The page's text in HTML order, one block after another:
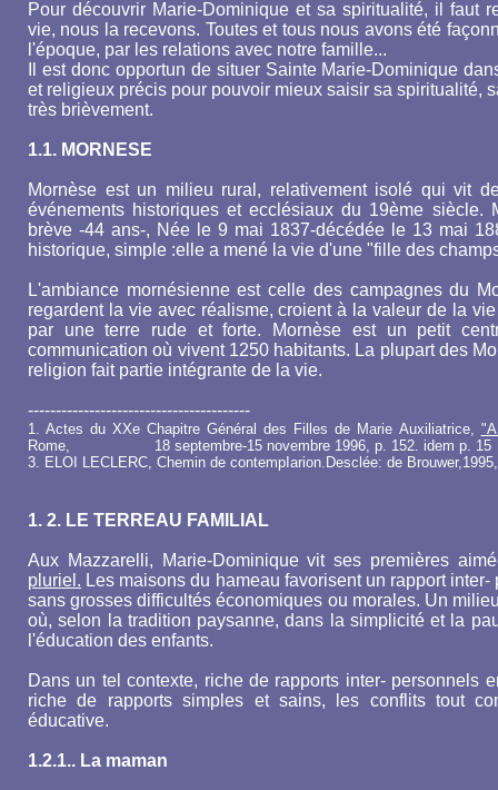
Pour découvrir Marie-Dominique et sa spiritualité, il faut
vie, nous la recevons. Toutes et tous nous avons été
l'époque, par les relations avec notre famille...
Il est donc opportun de situer Sainte Marie-Dominique
et religieux précis pour pouvoir mieux saisir sa spiritualité,
très brièvement.
1.1. MORNESE
Mornèse est un milieu rural, relativement isolé qui vit
événements historiques et ecclésiaux du 19ème siècle.
brève -44 ans-, Née le 9 mai 1837-décédée le 13 mai
historique, simple :elle a mené la vie d'une "fille des
L'ambiance mornésienne est celle des campagnes du
regardent la vie avec réalisme, croient à la valeur de la
par une terre rude et forte. Mornèse est un petit
communication où vivent 1250 habitants. La plupart des
religion fait partie intégrante de la vie.
----------------------------------------
1. Actes du XXe Chapitre Général des Filles de Marie Auxiliatrice,
Rome, 18 septembre-15 novembre 1996, p. 152. idem p. 15
3. ELOI LECLERC, Chemin de contempIarion.Desclée: de
1. 2. LE TERREAU FAMILIAL
Aux Mazzarelli, Marie-Dominique vit ses premières
pluriel. Les maisons du hameau favorisent un rapport
sans grosses difficultés économiques ou morales. Un
où, selon la tradition paysanne, dans la simplicité et la
l'éducation des enfants.
Dans un tel contexte, riche de rapports inter- personnels
riche de rapports simples et sains, les conflits tout
éducative.
1.2.1.. La maman